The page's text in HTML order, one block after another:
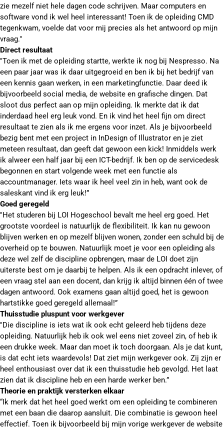
zie mezelf niet hele dagen code schrijven. Maar computers en
software vond ik wel heel interessant! Toen ik de opleiding CMD
tegenkwam, voelde dat voor mij precies als het antwoord op mijn
vraag."
Direct resultaat
"Toen ik met de opleiding startte, werkte ik nog bij Nespresso. Na
een paar jaar was ik daar uitgegroeid en ben ik bij het bedrijf van
een kennis gaan werken, in een marketingfunctie. Daar deed ik
bijvoorbeeld social media, de website en grafische dingen. Dat
sloot dus perfect aan op mijn opleiding. Ik merkte dat ik dat
inderdaad heel erg leuk vond. En ik vind het heel fijn om direct
resultaat te zien als ik me ergens voor inzet. Als je bijvoorbeeld
bezig bent met een project in InDesign of Illustrator en je ziet
meteen resultaat, dan geeft dat gewoon een kick! Inmiddels werk
ik alweer een half jaar bij een ICT-bedrijf. Ik ben op de servicedesk
begonnen en start volgende week met een functie als
accountmanager. Iets waar ik heel veel zin in heb, want ook de
saleskant vind ik erg leuk!”
Goed geregeld
"Het studeren bij LOI Hogeschool bevalt me heel erg goed. Het
grootste voordeel is natuurlijk de flexibiliteit. Ik kan nu gewoon
blijven werken en op mezelf blijven wonen, zonder een schuld bij de
overheid op te bouwen. Natuurlijk moet je voor een opleiding als
deze wel zelf de discipline opbrengen, maar de LOI doet zijn
uiterste best om je daarbij te helpen. Als ik een opdracht inlever, of
een vraag stel aan een docent, dan krijg ik altijd binnen één of twee
dagen antwoord. Ook examens gaan altijd goed, het is gewoon
hartstikke goed geregeld allemaal!”
Thuisstudie pluspunt voor werkgever
"Die discipline is iets wat ik ook echt geleerd heb tijdens deze
opleiding. Natuurlijk heb ik ook wel eens niet zoveel zin, of heb ik
een drukke week. Maar dan moet ik toch doorgaan. Als je dat kunt,
is dat echt iets waardevols! Dat ziet mijn werkgever ook. Zij zijn er
heel enthousiast over dat ik een thuisstudie heb gevolgd. Het laat
zien dat ik discipline heb en een harde werker ben.”
Theorie en praktijk versterken elkaar
“Ik merk dat het heel goed werkt om een opleiding te combineren
met een baan die daarop aansluit. Die combinatie is gewoon heel
effectief. Toen ik bijvoorbeeld bij mijn vorige werkgever de website